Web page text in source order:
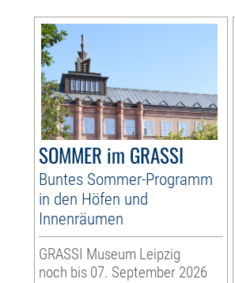
SOMMER im GRASSI
Buntes Sommer-Programm
in den Höfen und
Innenräumen
GRASSI Museum Leipzig
noch bis 07. September 2026